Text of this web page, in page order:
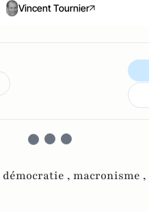
Vincent Tournier
démocratie , macronisme ,